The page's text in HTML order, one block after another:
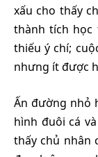
xấu cho thấy
thành tích học
thiếu ý chí;
nhưng ít được
Ấn đường nhỏ
hình đuôi cá
thấy chủ nhân